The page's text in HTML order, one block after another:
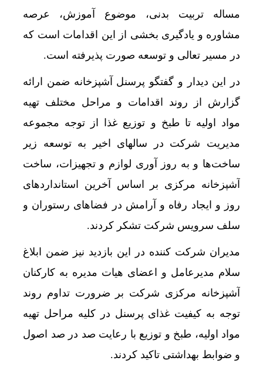
مساله تربیت بدنی، موضوع آموزش، عرصه
مشاوره و یادگیری بخشی از این اقدامات است که
در مسیر تعالی و توسعه صورت پذیرفته است.
در این دیدار و گفتگو پرسنل آشپزخانه ضمن ارائه
گزارش از روند اقدامات و مراحل مختلف تهیه
مواد اولیه تا طبخ و توزیع غذا از توجه مجموعه
مدیریت شرکت در سالهای اخیر به توسعه زیر
ساخت‌ها و به روز آوری لوازم و تجهیزات، ساخت
آشپزخانه مرکزی بر اساس آخرین استانداردهای
روز و ایجاد رفاه و آرامش در فضاهای رستوران و
سلف سرویس شرکت تشکر کردند.
مدیران شرکت کننده در این بازدید نیز ضمن ابلاغ
سلام مدیرعامل و اعضای هیات مدیره به کارکنان
آشپزخانه مرکزی شرکت بر ضرورت تداوم روند
توجه به کیفیت غذای پرسنل در کلیه مراحل تهیه
مواد اولیه، طبخ و توزیع با رعایت صد در صد اصول
و ضوابط بهداشتی تاکید کردند.